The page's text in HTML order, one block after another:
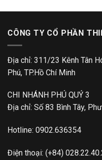
CÔNG TY CỔ PHẦN
Địa chỉ: 311/23 Kênh Tân
Phú, TP.Hồ Chí Minh
CHI NHÁNH PHÚ QUÝ 3
Địa chỉ: Số 83 Bình Tây,
Hotline: 0902.636354
Điện thoại: (+84)